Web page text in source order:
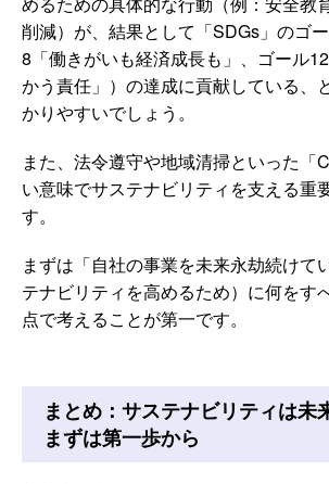
削減）が、結果として「SDGs」のゴ
8「働きがいも経済成長も」、ゴール
かう責任」）の達成に貢献している、
かりやすいでしょう。
また、法令遵守や地域清掃といった「
い意味でサステナビリティを支える重
す。
まずは「自社の事業を未来永劫続けて
テナビリティを高めるため）に何をす
点で考えることが第一です。
まとめ：サステナビリティは未
まずは第一歩から